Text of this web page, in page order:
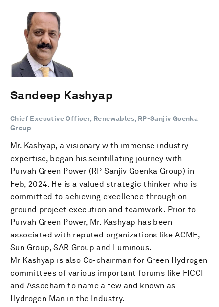
Sandeep Kashyap
Chief Executive Officer, Renewables, RP-Sanjiv Goenka
Group
Mr. Kashyap, a visionary with immense industry
expertise, began his scintillating journey with
Purvah Green Power (RP Sanjiv Goenka Group) in
Feb, 2024. He is a valued strategic thinker who is
committed to achieving excellence through on-
ground project execution and teamwork. Prior to
Purvah Green Power, Mr. Kashyap has been
associated with reputed organizations like ACME,
Sun Group, SAR Group and Luminous.
Mr Kashyap is also Co-chairman for Green Hydrogen
committees of various important forums like FICCI
and Assocham to name a few and known as
Hydrogen Man in the Industry.